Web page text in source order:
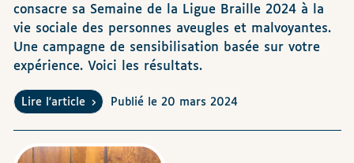
consacre sa Semaine de la Ligue Braille 2024 à la
vie sociale des personnes aveugles et malvoyantes.
Une campagne de sensibilisation basée sur votre
expérience. Voici les résultats.
Lire l'article Publié le 20 mars 2024